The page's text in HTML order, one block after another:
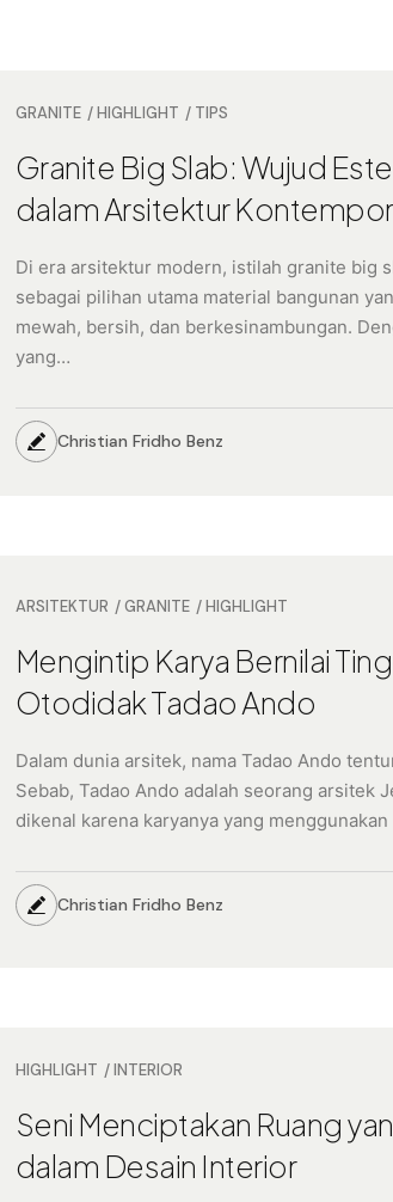
GRANITE HIGHLIGHT TIPS
Granite Big Slab: Wujud
dalam Arsitektur
Di era arsitektur modern, istilah granite big
sebagai pilihan utama material bangunan
mewah, bersih, dan berkesinambungan.
yang…
Christian Fridho Benz
ARSITEKTUR GRANITE HIGHLIGHT
Mengintip Karya Bernilai
Otodidak Tadao Ando
Dalam dunia arsitek, nama Tadao Ando
Sebab, Tadao Ando adalah seorang arsitek
dikenal karena karyanya yang
Christian Fridho Benz
HIGHLIGHT INTERIOR
Seni Menciptakan Ruang
dalam Desain Interior